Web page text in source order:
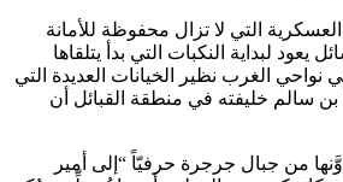
التي لا تزال محفوظة للأمانة
يعود لبداية النكبات التي بدأ يتلقاها
نواحي الغرب نظير الخيانات العديدة التي
سالم خليفته في منطقة القبائل أن
من جبال جرجرة حرفيّاً “إلى أمير